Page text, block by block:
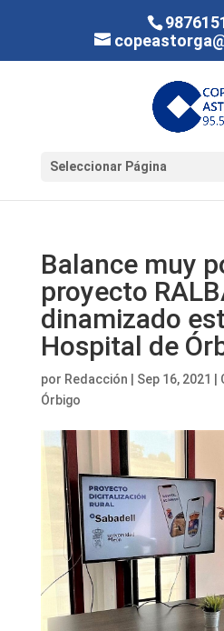
Seleccionar Página
Balance muy
proyecto
dinamizado
Hospital de
por Redacción Sep 16, 2021
Órbigo